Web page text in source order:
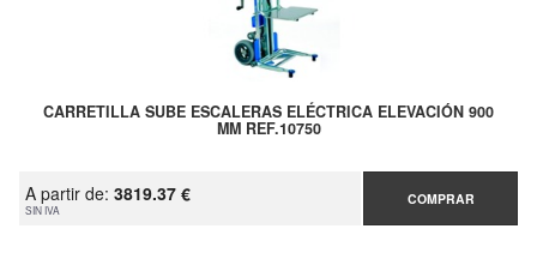
CARRETILLA SUBE ESCALERAS ELÉCTRICA ELEVACIÓN 900
MM REF.10750
A partir de: 3819.37 €
SIN IVA
COMPRAR